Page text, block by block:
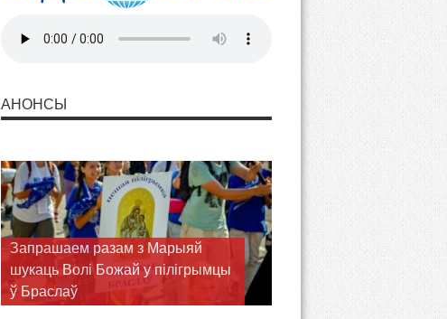
АНОНСЫ
Запрашаем разам з Марыяй
шукаць Волі Божай у пілігрымцы
ў Браслаў